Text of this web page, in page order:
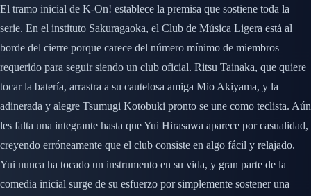
El tramo inicial de K-On! establece la premisa que sostiene toda la
serie. En el instituto Sakuragaoka, el Club de Música Ligera está al
borde del cierre porque carece del número mínimo de miembros
requerido para seguir siendo un club oficial. Ritsu Tainaka, que quiere
tocar la batería, arrastra a su cautelosa amiga Mio Akiyama, y la
adinerada y alegre Tsumugi Kotobuki pronto se une como teclista. Aún
les falta una integrante hasta que Yui Hirasawa aparece por casualidad,
creyendo erróneamente que el club consiste en algo fácil y relajado.
Yui nunca ha tocado un instrumento en su vida, y gran parte de la
comedia inicial surge de su esfuerzo por simplemente sostener una